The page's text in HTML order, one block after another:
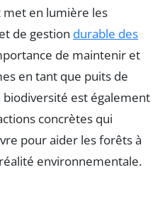
met en lumière les
de gestion durable des
de maintenir et
en tant que puits de
est également
concrètes qui
pour aider les forêts à
environnementale.